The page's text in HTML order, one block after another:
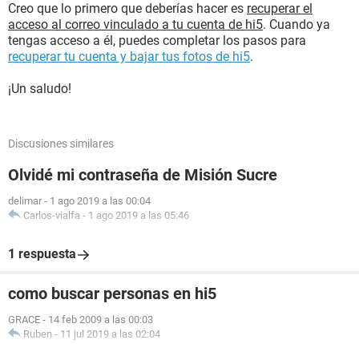
Creo que lo primero que deberías hacer es recuperar el
acceso al correo vinculado a tu cuenta de hi5. Cuando ya
tengas acceso a él, puedes completar los pasos para
recuperar tu cuenta y bajar tus fotos de hi5.
¡Un saludo!
Discusiones similares
Olvidé mi contraseña de Misión Sucre
delimar - 1 ago 2019 a las 00:04
Carlos-vialfa - 1 ago 2019 a las 05:46
1 respuesta
como buscar personas en hi5
GRACE - 14 feb 2009 a las 00:03
Ruben - 11 jul 2019 a las 02:04